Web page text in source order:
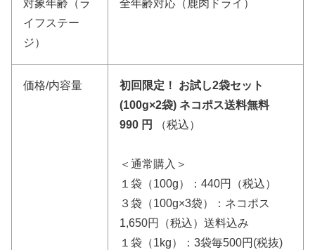
対象年齢（ラ
イフステー
ジ）
全年齢対応（鹿肉ドライ）
価格/内容量
初回限定！ お試し2袋セット
(100g×2袋) ネコポス送料無料
990 円
（税込）
＜通常購入＞
１袋（100g）：440円（税込）
３袋（100g×3袋）：ネコポス
1,650円（税込）送料込み
１袋（1kg）：3袋毎500円(税抜)